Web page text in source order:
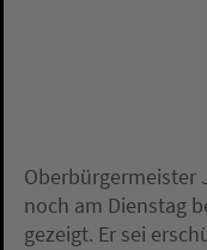
Oberbürgermeister
noch am Dienstag
gezeigt. Er sei